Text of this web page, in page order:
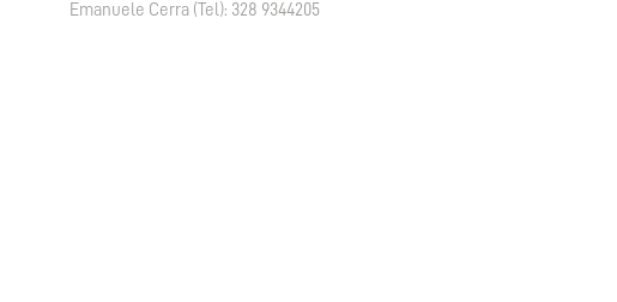
Emanuele Cerra (Tel): 328 9344205